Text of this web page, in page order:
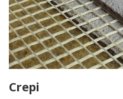
Crepi